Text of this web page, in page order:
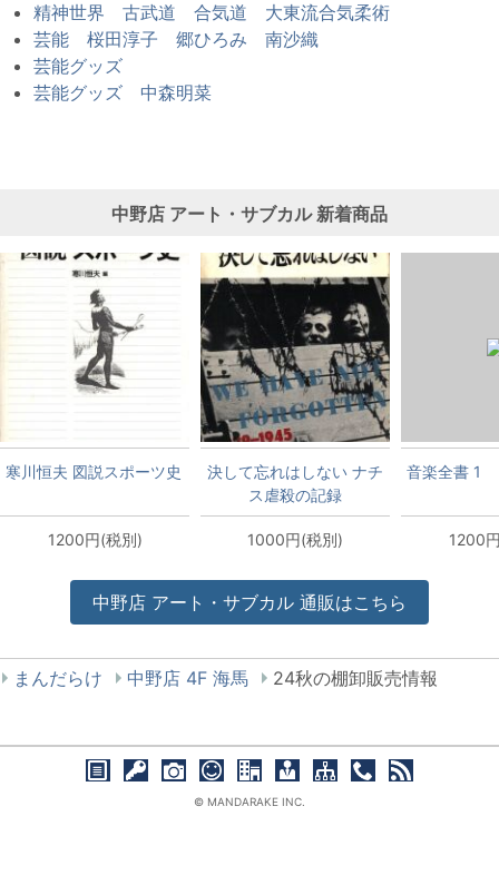
精神世界 古武道 合気道 大東流合気柔術
芸能 桜田淳子 郷ひろみ 南沙織
芸能グッズ
芸能グッズ 中森明菜
中野店 アート・サブカル新着商品
寒川恒夫 図説スポーツ史
1200円(税別)
決して忘れはしない ナチ
ス虐殺の記録
1000円(税別)
音楽全書 1
1200
中野店 アート・サブカル 通販はこちら
まんだらけ 中野店 4F 海馬 24秋の棚卸販売情報
© MANDARAKE INC.